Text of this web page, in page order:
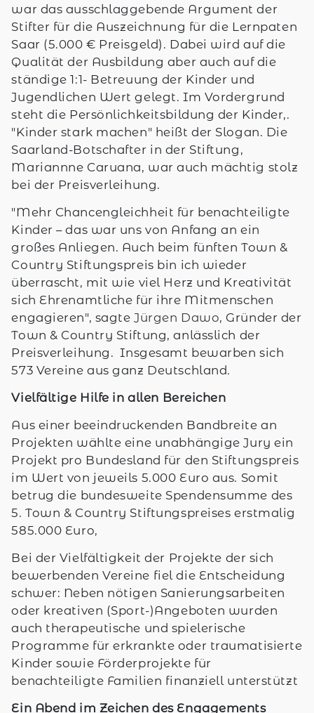
war das ausschlaggebende Argument der
Stifter für die Auszeichnung für die Lernpaten
Saar (5.000 € Preisgeld). Dabei wird auf die
Qualität der Ausbildung aber auch auf die
ständige 1:1- Betreuung der Kinder und
Jugendlichen Wert gelegt. Im Vordergrund
steht die Persönlichkeitsbildung der Kinder,.
"Kinder stark machen" heißt der Slogan. Die
Saarland-Botschafter in der Stiftung,
Mariannne Caruana, war auch mächtig stolz
bei der Preisverleihung.
"Mehr Chancengleichheit für benachteiligte
Kinder – das war uns von Anfang an ein
großes Anliegen. Auch beim fünften Town &
Country Stiftungspreis bin ich wieder
überrascht, mit wie viel Herz und Kreativität
sich Ehrenamtliche für ihre Mitmenschen
engagieren", sagteJürgen Dawo, Gründer der
Town & Country Stiftung, anlässlich der
Preisverleihung. Insgesamt bewarben sich
573 Vereine aus ganz Deutschland.
Vielfältige Hilfe in allen Bereichen
Aus einer beeindruckenden Bandbreite an
Projekten wählte eine unabhängige Jury ein
Projekt pro Bundesland für den Stiftungspreis
im Wert von jeweils 5.000 Euro aus. Somit
betrug die bundesweite Spendensumme des
5. Town & Country Stiftungspreises erstmalig
585.000 Euro,
Bei der Vielfältigkeit der Projekte der sich
bewerbenden Vereine fiel die Entscheidung
schwer: Neben nötigen Sanierungsarbeiten
oder kreativen (Sport-)Angeboten wurden
auch therapeutische und spielerische
Programme für erkrankte oder traumatisierte
Kinder sowie Förderprojekte für
benachteiligte Familien finanziell unterstützt
Ein Abend im Zeichen des Engagements